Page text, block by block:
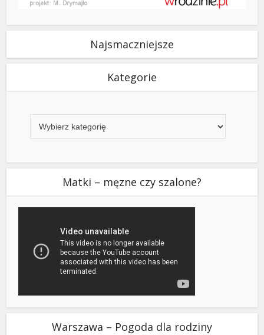
Najsmaczniejsze
Kategorie
Matki – męzne czy szalone?
Warszawa – Pogoda dla rodziny